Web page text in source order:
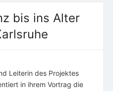
bis ins Alter
Leiterin des Projektes
in ihrem Vortrag die